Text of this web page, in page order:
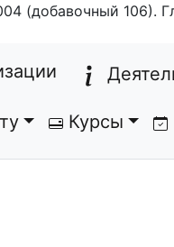
(добавочный 106).
(current)
Курсы